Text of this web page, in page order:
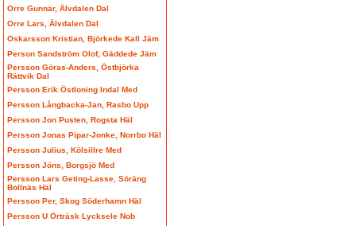
Orre Gunnar, Älvdalen Dal
Orre Lars, Älvdalen Dal
Oskarsson Kristian, Björkede Kall Jäm
Person Sandström Olof, Gäddede Jäm
Persson Göras-Anders, Östbjörka
Rättvik Dal
Persson Erik Östloning Indal Med
Persson Långbacka-Jan, Rasbo Upp
Persson Jon Pusten, Rogsta Häl
Persson Jonas Pipar-Jonke, Norrbo Häl
Persson Julius, Kölsillre Med
Persson Jöns, Borgsjö Med
Persson Lars Geting-Lasse, Söräng
Bollnäs Häl
Persson Per, Skog Söderhamn Häl
Persson U Örträsk Lycksele Nob